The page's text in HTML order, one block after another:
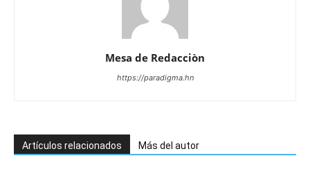
Mesa de Redacciòn
https://paradigma.hn
Artículos relacionados Más del autor